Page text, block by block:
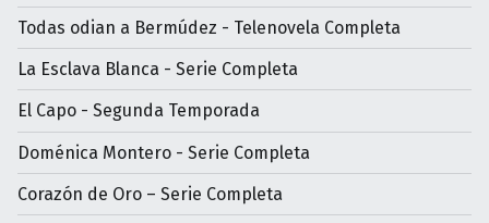
Todas odian a Bermúdez - Telenovela Completa
La Esclava Blanca - Serie Completa
El Capo - Segunda Temporada
Doménica Montero - Serie Completa
Corazón de Oro – Serie Completa